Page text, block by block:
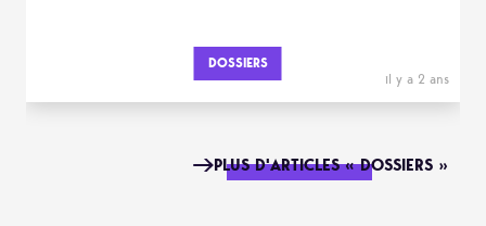
DOSSIERS
il y a 2 ans
PLUS D'ARTICLES « DOSSIERS »